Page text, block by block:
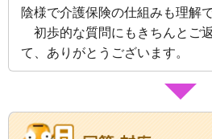
陰様で介護保険の仕組みも理解
初歩的な質問にもきちんとご
て、ありがとうございます。